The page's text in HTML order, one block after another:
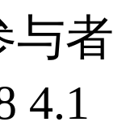
与者
4.1